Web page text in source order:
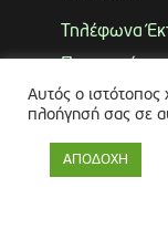
Τηλέφωνα
Αυτός ο ιστότοπος
πλοήγησή σας σε
ΑΠΟΔΟΧΗ